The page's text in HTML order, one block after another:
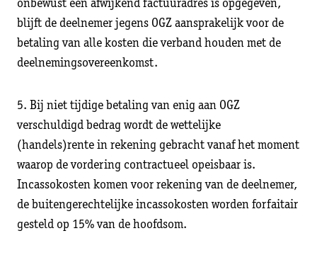
onbewust een afwijkend factuuradres is opgegeven,
blijft de deelnemer jegens OGZ aansprakelijk voor de
betaling van alle kosten die verband houden met de
deelnemingsovereenkomst.
5. Bij niet tijdige betaling van enig aan OGZ
verschuldigd bedrag wordt de wettelijke
(handels)rente in rekening gebracht vanaf het moment
waarop de vordering contractueel opeisbaar is.
Incassokosten komen voor rekening van de deelnemer,
de buitengerechtelijke incassokosten worden forfaitair
gesteld op 15% van de hoofdsom.